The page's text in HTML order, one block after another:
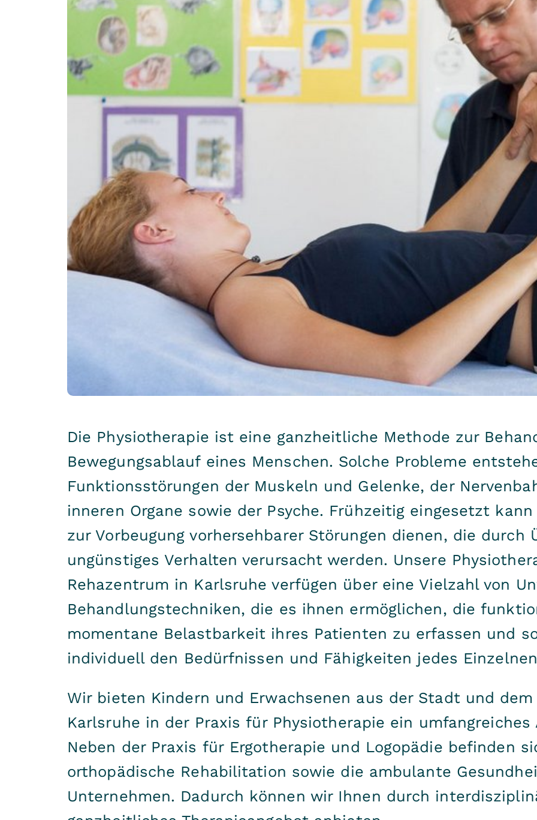
Die Physiotherapie ist eine ganzheitliche Methode zur
Bewegungsablauf eines Menschen. Solche Probleme
Funktionsstörungen der Muskeln und Gelenke, der
inneren Organe sowie der Psyche. Frühzeitig eingesetzt
zur Vorbeugung vorhersehbarer Störungen dienen, die durch
ungünstiges Verhalten verursacht werden. Unsere
Rehazentrum in Karlsruhe verfügen über eine Vielzahl von
Behandlungstechniken, die es ihnen ermöglichen, die
momentane Belastbarkeit ihres Patienten zu erfassen und
individuell den Bedürfnissen und Fähigkeiten jedes
Wir bieten Kindern und Erwachsenen aus der Stadt und
Karlsruhe in der Praxis für Physiotherapie ein umfangreiches
Neben der Praxis für Ergotherapie und Logopädie befinden
orthopädische Rehabilitation sowie die ambulante
Unternehmen. Dadurch können wir Ihnen durch